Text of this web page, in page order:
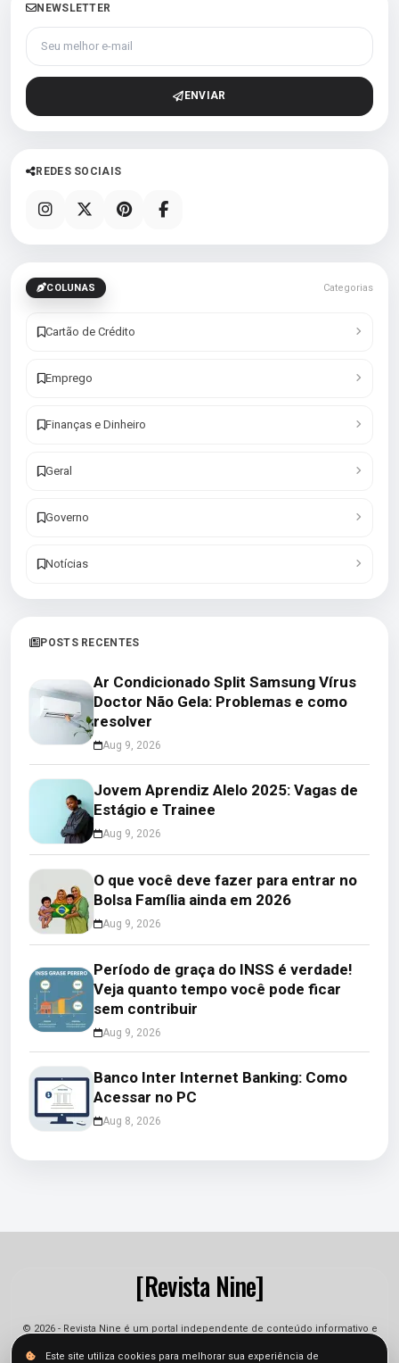
NEWSLETTER
Seu melhor e-mail
ENVIAR
REDES SOCIAIS
COLUNAS Categorias
Cartão de Crédito
Emprego
Finanças e Dinheiro
Geral
Governo
Notícias
POSTS RECENTES
Ar Condicionado Split Samsung Vírus
Doctor Não Gela: Problemas e como
resolver
Aug 9, 2026
Jovem Aprendiz Alelo 2025: Vagas de
Estágio e Trainee
Aug 9, 2026
O que você deve fazer para entrar no
Bolsa Família ainda em 2026
Aug 9, 2026
Período de graça do INSS é verdade!
Veja quanto tempo você pode ficar
sem contribuir
Aug 9, 2026
Banco Inter Internet Banking: Como
Acessar no PC
Aug 8, 2026
[Revista Nine]
© 2026 - Revista Nine é um portal independente de conteúdo informativo e
jornalístico. As informações podem sofrer alterações.
Este site utiliza cookies para melhorar sua experiência de